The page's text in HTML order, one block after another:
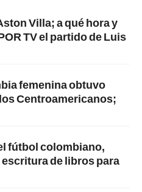
Villa; a qué hora y
TV el partido de Luis
femenina obtuvo
Centroamericanos;
fútbol colombiano,
de libros para